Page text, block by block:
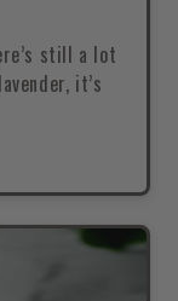
still a lot
it’s